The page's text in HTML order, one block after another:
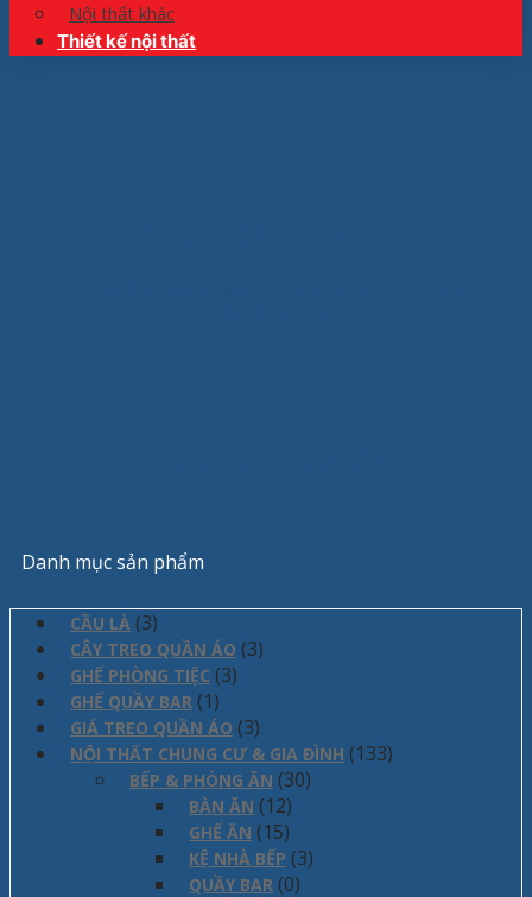
Nội thất khác
Thiết kế nội thất
Danh mục sản phẩm
CẦU LÀ (3)
CÂY TREO QUẦN ÁO (3)
GHẾ PHÒNG TIỆC (3)
GHẾ QUẦY BAR (1)
GIÁ TREO QUẦN ÁO (3)
NỘI THẤT CHUNG CƯ & GIA ĐÌNH (133)
BẾP & PHÒNG ĂN (30)
BÀN ĂN (12)
GHẾ ĂN (15)
KỆ NHÀ BẾP (3)
QUẦY BAR (0)